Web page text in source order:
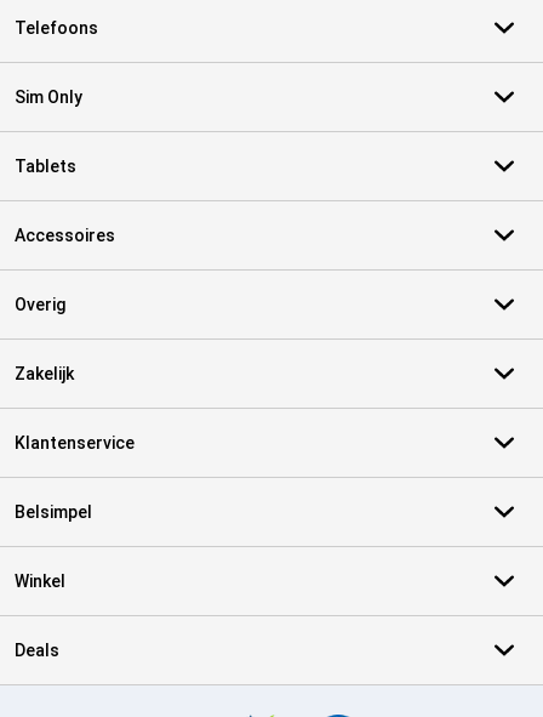
Telefoons
Sim Only
Tablets
Accessoires
Overig
Zakelijk
Klantenservice
Belsimpel
Winkel
Deals